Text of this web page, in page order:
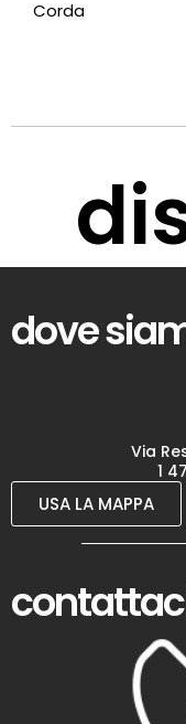
Corda
dove
Via
1
USA LA MAPPA